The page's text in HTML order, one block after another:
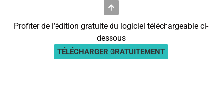
Profiter de l’édition gratuite du logiciel téléchargeable ci-
dessous
TÉLÉCHARGER GRATUITEMENT